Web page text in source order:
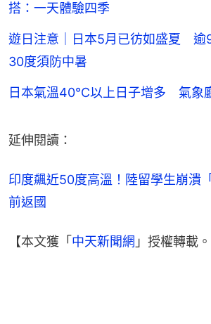
搭：一天體驗四季
遊日注意｜日本5月已彷如盛夏 逾
30度須防中暑
日本氣溫40°C以上日子增多 氣象
延伸閱讀：
印度飆近50度高溫！陸留學生崩潰
前返國
【本文獲「 中天新聞網 」授權轉載。